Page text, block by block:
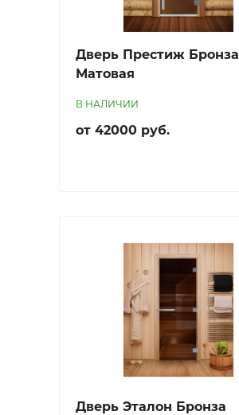
Дверь Престиж Бронза
Матовая
В НАЛИЧИИ
от 42000 руб.
Дверь Эталон Бронза